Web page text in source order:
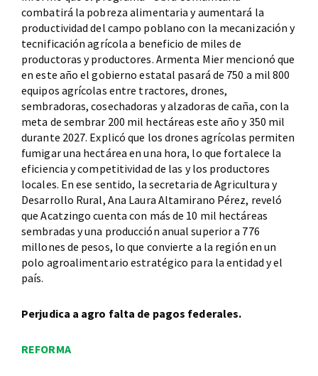
combatirá la pobreza alimentaria y aumentará la
productividad del campo poblano con la mecanización y
tecnificación agrícola a beneficio de miles de
productoras y productores. Armenta Mier mencionó que
en este año el gobierno estatal pasará de 750 a mil 800
equipos agrícolas entre tractores, drones,
sembradoras, cosechadoras y alzadoras de caña, con la
meta de sembrar 200 mil hectáreas este año y 350 mil
durante 2027. Explicó que los drones agrícolas permiten
fumigar una hectárea en una hora, lo que fortalece la
eficiencia y competitividad de las y los productores
locales. En ese sentido, la secretaria de Agricultura y
Desarrollo Rural, Ana Laura Altamirano Pérez, reveló
que Acatzingo cuenta con más de 10 mil hectáreas
sembradas y una producción anual superior a 776
millones de pesos, lo que convierte a la región en un
polo agroalimentario estratégico para la entidad y el
país.
Perjudica a agro falta de pagos federales.
REFORMA